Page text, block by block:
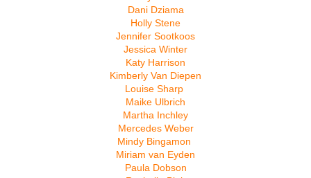
Dani Dziama
Holly Stene
Jennifer Sootkoos
Jessica Winter
Katy Harrison
Kimberly Van Diepen
Louise Sharp
Maike Ulbrich
Martha Inchley
Mercedes Weber
Mindy Bingamon
Miriam van Eyden
Paula Dobson